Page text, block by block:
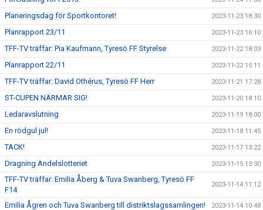
Planeringsdag för Sportkontoret! 2023-11-23 18:30
Planrapport 23/11 2023-11-23 16:10
TFF-TV träffar: Pia Kaufmann, Tyresö FF Styrelse 2023-11-22 18:03
Planrapport 22/11 2023-11-22 15:11
TFF-TV träffar: David Othérus, Tyresö FF Herr 2023-11-21 17:28
ST-CUPEN NÄRMAR SIG! 2023-11-20 18:10
Ledaravslutning 2023-11-19 18:00
En rödgul jul! 2023-11-18 11:45
TACK! 2023-11-17 13:22
Dragning Andelslotteriet 2023-11-15 13:30
TFF-TV träffar: Emilia Åberg & Tuva Swanberg, Tyresö FF
F14
2023-11-14 11:12
Emilia Ågren och Tuva Swanberg till distriktslagssamlingen! 2023-11-14 10:48